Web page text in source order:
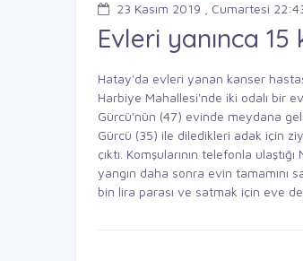
23 Kasım 2019 , Cumartesi
Evleri yanınca
Hatay'da evleri yanan kanser
Harbiye Mahallesi'nde iki odalı bir
Gürcü'nün (47) evinde meydana
Gürcü (35) ile diledikleri adak için
çıktı. Komşularının telefonla
yangın daha sonra evin tamamını
bin lira parası ve satmak için eve